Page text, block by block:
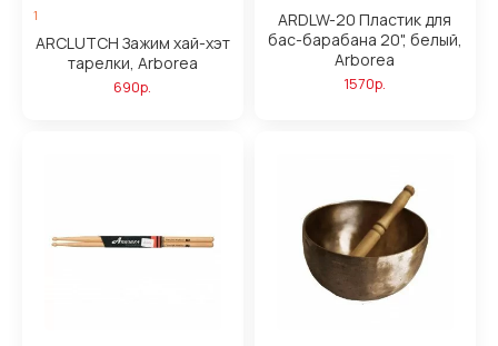
1
ARCLUTCH Зажим хай-хэт
тарелки, Arborea
690р.
ARDLW-20 Пластик для
бас-барабана 20", белый,
Arborea
1570р.